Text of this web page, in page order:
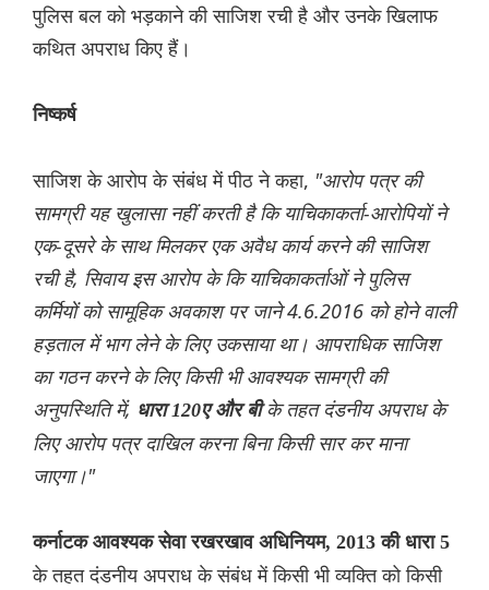
पुलिस बल को भड़काने की साजिश रची है और उनके खिलाफ
कथित अपराध किए हैं।
निष्कर्ष
साजिश के आरोप के संबंध में पीठ ने कहा, "आरोप पत्र की
सामग्री यह खुलासा नहीं करती है कि याचिकाकर्ता-आरोपियों ने
एक-दूसरे के साथ मिलकर एक अवैध कार्य करने की साजिश
रची है, सिवाय इस आरोप के कि याचिकाकर्ताओं ने पुलिस
कर्मियों को सामूहिक अवकाश पर जाने 4.6.2016 को होने वाली
हड़ताल में भाग लेने के लिए उकसाया था। आपराधिक साजिश
का गठन करने के लिए किसी भी आवश्यक सामग्री की
अनुपस्थिति में, धारा 120ए और बीके तहत दंडनीय अपराध के
लिए आरोप पत्र दाखिल करना बिना किसी सार कर माना
जाएगा।"
कर्नाटक आवश्यक सेवा रखरखाव अधिनियम, 2013 की धारा 5
के तहत दंडनीय अपराध के संबंध में किसी भी व्यक्ति को किसी